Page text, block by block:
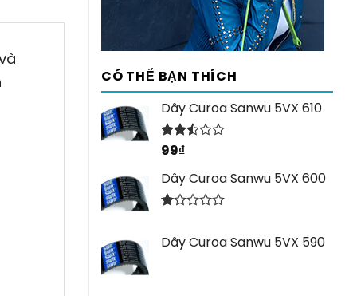
CÓ THỂ BẠN THÍCH
Dây Curoa Sanwu 5VX 610
Được
hạng
2.44
5 sao
99₫
Dây Curoa Sanwu 5VX 600
hạng
Dây Curoa Sanwu 5VX 590